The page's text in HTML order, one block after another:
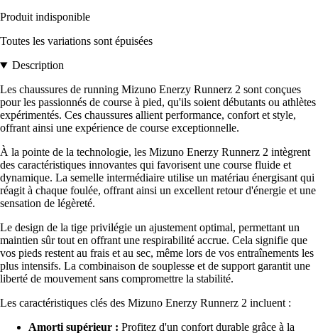
Produit indisponible
Toutes les variations sont épuisées
Description
Les chaussures de running Mizuno Enerzy Runnerz 2 sont conçues
pour les passionnés de course à pied, qu'ils soient débutants ou athlètes
expérimentés. Ces chaussures allient performance, confort et style,
offrant ainsi une expérience de course exceptionnelle.
À la pointe de la technologie, les Mizuno Enerzy Runnerz 2 intègrent
des caractéristiques innovantes qui favorisent une course fluide et
dynamique. La semelle intermédiaire utilise un matériau énergisant qui
réagit à chaque foulée, offrant ainsi un excellent retour d'énergie et une
sensation de légèreté.
Le design de la tige privilégie un ajustement optimal, permettant un
maintien sûr tout en offrant une respirabilité accrue. Cela signifie que
vos pieds restent au frais et au sec, même lors de vos entraînements les
plus intensifs. La combinaison de souplesse et de support garantit une
liberté de mouvement sans compromettre la stabilité.
Les caractéristiques clés des Mizuno Enerzy Runnerz 2 incluent :
Amorti supérieur : Profitez d'un confort durable grâce à la